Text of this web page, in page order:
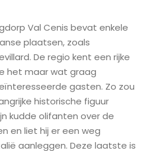
Val Cenis bevat enkele
plaatsen, zoals
De regio kent een rijke
het maar wat graag
gasten. Zo zou
historische figuur
kudde olifanten over de
en liet hij er een weg
aanleggen. Deze laatste is